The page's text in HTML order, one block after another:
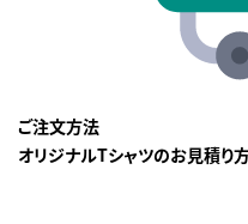
ご注文方法
オリジナルTシャツのお見積り